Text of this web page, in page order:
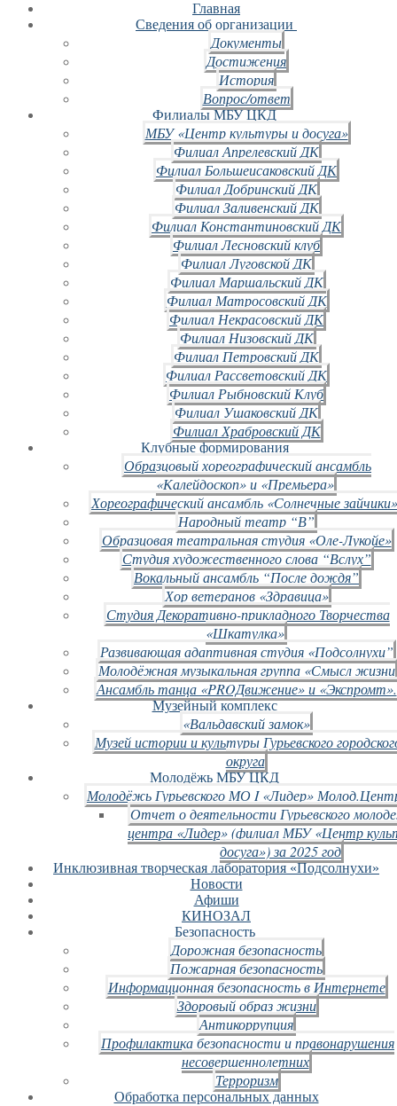
Главная
Сведения об организации
Документы
Достижения
История
Вопрос/ответ
Филиалы МБУ ЦКД
МБУ «Центр культуры и досуга»
Филиал Апрелевский ДК
Филиал Большеисаковский ДК
Филиал Добринский ДК
Филиал Заливенский ДК
Филиал Константиновский ДК
Филиал Лесновский клуб
Филиал Луговской ДК
Филиал Маршальский ДК
Филиал Матросовский ДК
Филиал Некрасовский ДК
Филиал Низовский ДК
Филиал Петровский ДК
Филиал Рассветовский ДК
Филиал Рыбновский Клуб
Филиал Ушаковский ДК
Филиал Храбровский ДК
Клубные формирования
Образцовый хореографический ансамбль
«Калейдоскоп» и «Премьера»
Хореографический ансамбль «Солнечные
Народный театр “В”
Образцовая театральная студия «Оле-Лукойе»
Студия художественного слова “Вслух”
Вокальный ансамбль “После дождя”
Хор ветеранов «Здравица»
Студия Декоративно-прикладного Творчества
«Шкатулка»
Развивающая адаптивная студия «Подсолнухи”
Молодёжная музыкальная группа «Смысл жизни
Ансамбль танца «PROДвижение» и «Экспромт».
Музейный комплекс
«Вальдавский замок»
Музей истории и культуры Гурьевского
округа
Молодёжь МБУ ЦКД
Молодёжь Гурьевского МО I «Лидер»
Отчет о деятельности Гурьевского
центра «Лидер» (филиал МБУ «Центр
досуга») за 2025 год
Инклюзивная творческая лаборатория «Подсолнухи»
Новости
Афиши
КИНОЗАЛ
Безопасность
Дорожная безопасность
Пожарная безопасность
Информационная безопасность в Интернете
Здоровый образ жизни
Антикоррупция
Профилактика безопасности и правонарушения
несовершеннолетних
Терроризм
Обработка персональных данных